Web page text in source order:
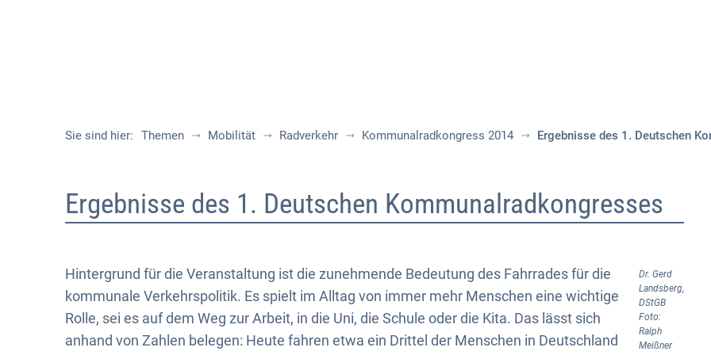
Sie sind hier: Themen Mobilität Radverkehr Kommunalradkongress 2014 Ergebnisse des 1. Deutschen
Ergebnisse
Deutschen
Ergebnisse des 1. Deutschen Kommunalradkongresses
Dr. Gerd
Landsberg,
DStGB
Foto:
Ralph
Meißner
Hintergrund für die Veranstaltung ist die zunehmende Bedeutung des Fahrrades für die
kommunale Verkehrspolitik. Es spielt im Alltag von immer mehr Menschen eine wichtige
Rolle, sei es auf dem Weg zur Arbeit, in die Uni, die Schule oder die Kita. Das lässt sich
anhand von Zahlen belegen: Heute fahren etwa ein Drittel der Menschen in Deutschland